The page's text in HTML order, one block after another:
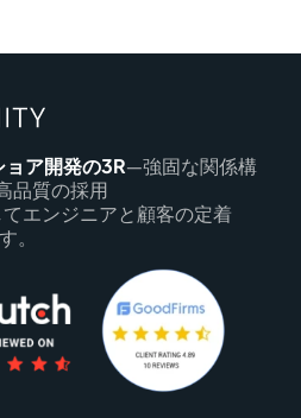
ョア開発の3R―強固な関係構
品質の採用
エンジニアと顧客の定着
。